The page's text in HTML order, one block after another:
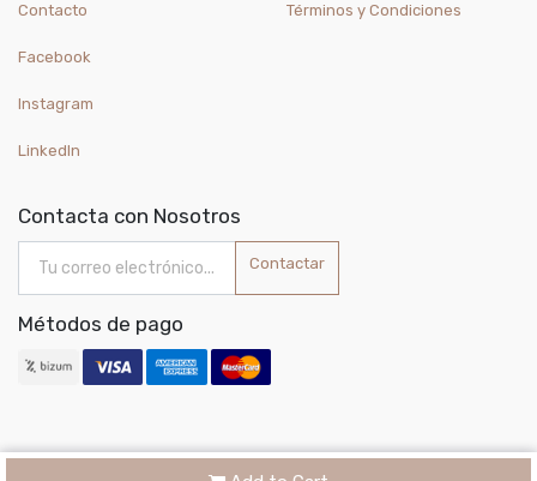
Contacto Términos y Condiciones
Facebook
Instagram
LinkedIn
Contacta con Nosotros
Contactar
Métodos de pago